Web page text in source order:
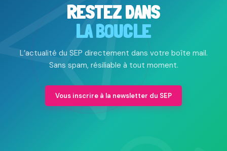
RESTEZ DANS
LA BOUCLE
L’actualité du SEP directement dans votre boîte mail.
Sans spam, résiliable à tout moment.
Vous inscrire à la newsletter du SEP